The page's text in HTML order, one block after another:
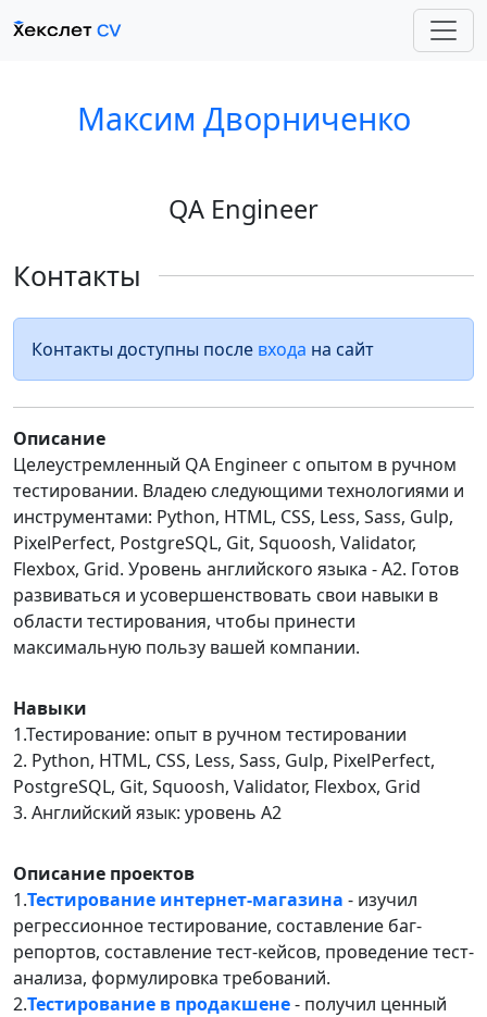
Максим Дворниченко
QA Engineer
Контакты
Контакты доступны после входа на сайт
Описание
Целеустремленный QA Engineer с опытом в ручном
тестировании. Владею следующими технологиями и
инструментами: Python, HTML, CSS, Less, Sass, Gulp,
PixelPerfect, PostgreSQL, Git, Squoosh, Validator,
Flexbox, Grid. Уровень английского языка - A2. Готов
развиваться и усовершенствовать свои навыки в
области тестирования, чтобы принести
максимальную пользу вашей компании.
Навыки
1.Тестирование: опыт в ручном тестировании
2. Python, HTML, CSS, Less, Sass, Gulp, PixelPerfect,
PostgreSQL, Git, Squoosh, Validator, Flexbox, Grid
3. Английский язык: уровень A2
Описание проектов
1.Тестирование интернет-магазина - изучил
регрессионное тестирование, составление баг-
репортов, составление тест-кейсов, проведение тест-
анализа, формулировка требований.
2.Тестирование в продакшене- получил ценный